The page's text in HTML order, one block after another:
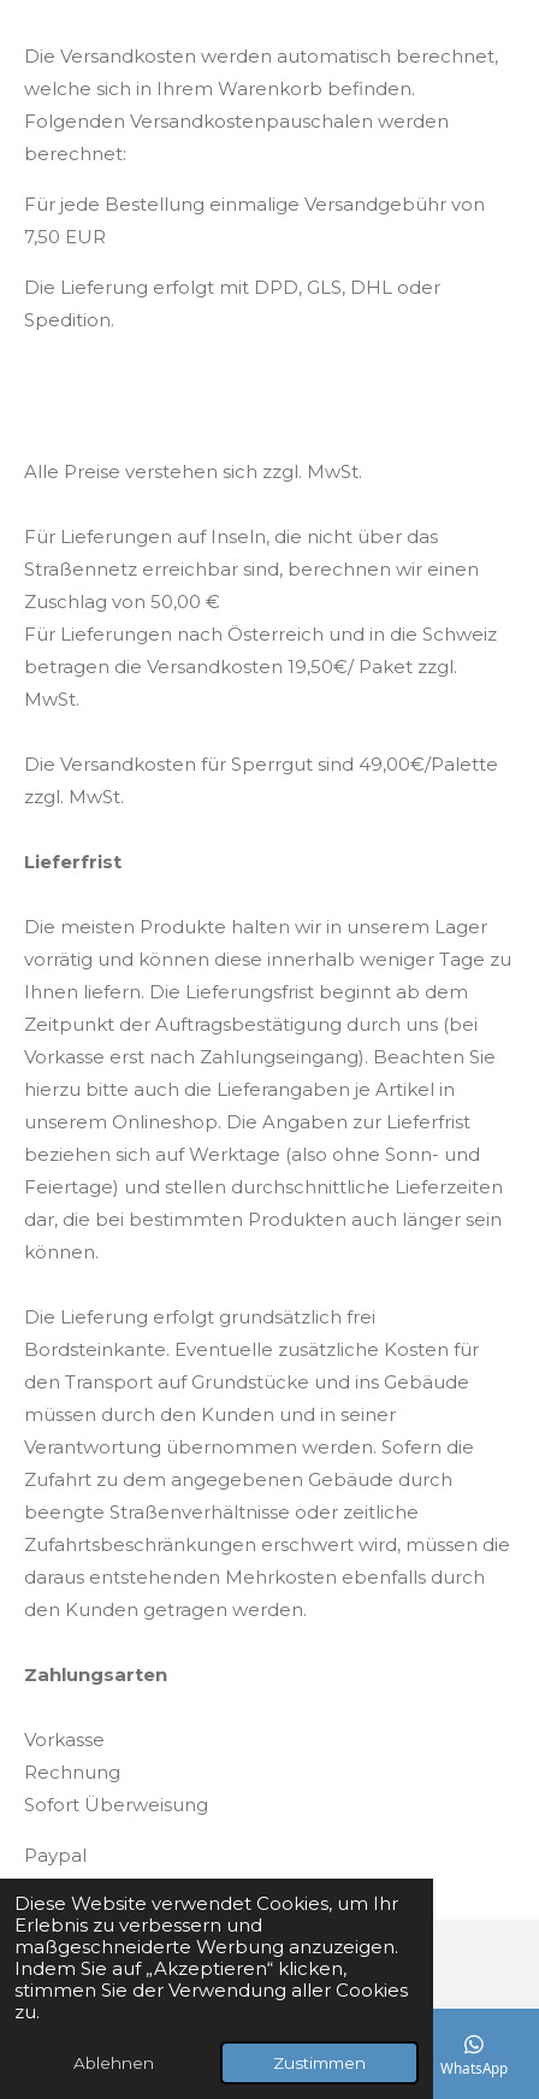
Diese Website verwendet Cookies, um Ihr
Erlebnis zu verbessern und
maßgeschneiderte Werbung anzuzeigen.
Indem Sie auf „Akzeptieren“ klicken,
stimmen Sie der Verwendung aller Cookies
zu.
Ablehnen Zustimmen
Die Versandkosten werden automatisch berechnet,
welche sich in Ihrem Warenkorb befinden.
Folgenden Versandkostenpauschalen werden
berechnet:
Für jede Bestellung einmalige Versandgebühr von
7,50 EUR
Die Lieferung erfolgt mit DPD, GLS, DHL oder
Spedition.
Alle Preise verstehen sich zzgl. MwSt.
Für Lieferungen auf Inseln, die nicht über das
Straßennetz erreichbar sind, berechnen wir einen
Zuschlag von 50,00 €
Für Lieferungen nach Österreich und in die Schweiz
betragen die Versandkosten 19,50€/ Paket zzgl.
MwSt.
Die Versandkosten für Sperrgut sind 49,00€/Palette
zzgl. MwSt.
Lieferfrist
Die meisten Produkte halten wir in unserem Lager
vorrätig und können diese innerhalb weniger Tage zu
Ihnen liefern. Die Lieferungsfrist beginnt ab dem
Zeitpunkt der Auftragsbestätigung durch uns (bei
Vorkasse erst nach Zahlungseingang). Beachten Sie
hierzu bitte auch die Lieferangaben je Artikel in
unserem Onlineshop. Die Angaben zur Lieferfrist
beziehen sich auf Werktage (also ohne Sonn- und
Feiertage) und stellen durchschnittliche Lieferzeiten
dar, die bei bestimmten Produkten auch länger sein
können.
Die Lieferung erfolgt grundsätzlich frei
Bordsteinkante. Eventuelle zusätzliche Kosten für
den Transport auf Grundstücke und ins Gebäude
müssen durch den Kunden und in seiner
Verantwortung übernommen werden. Sofern die
Zufahrt zu dem angegebenen Gebäude durch
beengte Straßenverhältnisse oder zeitliche
Zufahrtsbeschränkungen erschwert wird, müssen die
daraus entstehenden Mehrkosten ebenfalls durch
den Kunden getragen werden.
Zahlungsarten
Vorkasse
Rechnung
Sofort Überweisung
Paypal
© 2024 - 2026 Hygienehaus24
E-Mail Telefon Karte Instagram WhatsApp